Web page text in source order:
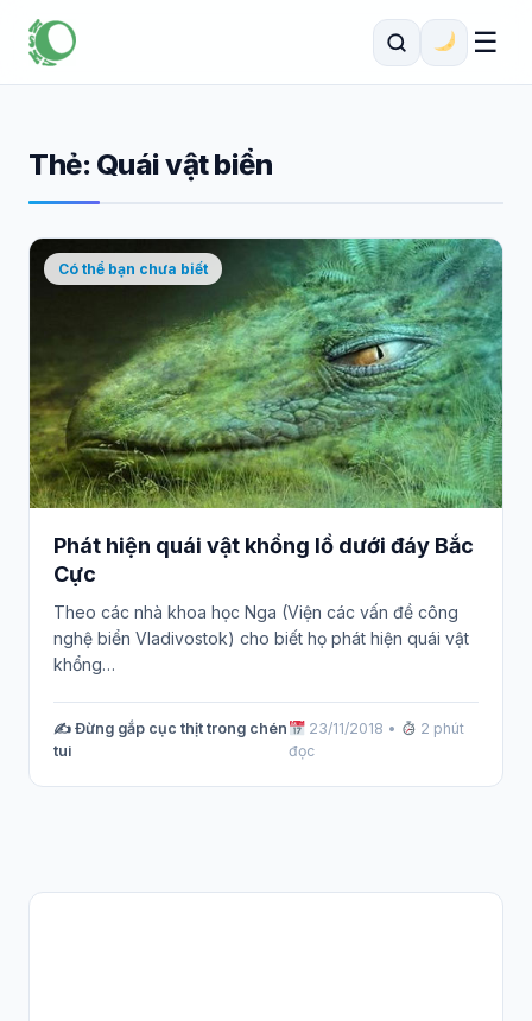
☰
Thẻ: Quái vật biển
Có thể bạn chưa biết
Phát hiện quái vật khổng lồ dưới đáy Bắc
Cực
Theo các nhà khoa học Nga (Viện các vấn đề công
nghệ biển Vladivostok) cho biết họ phát hiện quái vật
khổng…
✍️ Đừng gắp cục thịt trong chén
tui
23/11/2018 •
2 phút
đọc